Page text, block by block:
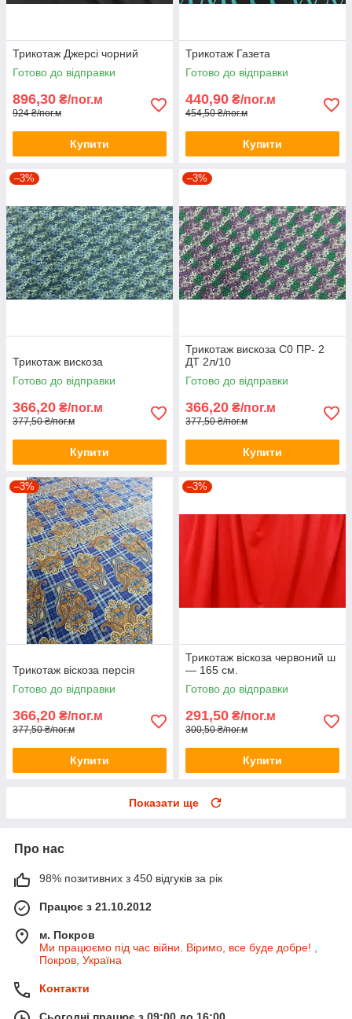
Трикотаж Джерсі чорний
Готово до відправки
896,30 ₴/пог.м
924 ₴/пог.м
Купити
Трикотаж Газета
Готово до відправки
440,90 ₴/пог.м
454,50 ₴/пог.м
Купити
–3%
Трикотаж вискоза
Готово до відправки
366,20 ₴/пог.м
377,50 ₴/пог.м
Купити
–3%
Трикотаж вискоза С0 ПР- 2
ДТ 2л/10
Готово до відправки
366,20 ₴/пог.м
377,50 ₴/пог.м
Купити
–3%
Трикотаж віскоза персія
Готово до відправки
366,20 ₴/пог.м
377,50 ₴/пог.м
Купити
–3%
Трикотаж віскоза червоний ш
— 165 см.
Готово до відправки
291,50 ₴/пог.м
300,50 ₴/пог.м
Купити
Показати ще
Про нас
98% позитивних з 450 відгуків за рік
Працює з 21.10.2012
м. Покров
Ми працюємо під час війни. Віримо, все буде добре! ,
Покров, Україна
Контакти